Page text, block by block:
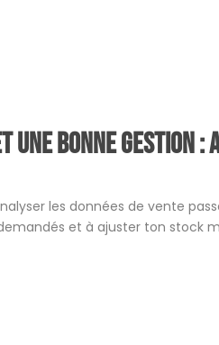
une bonne gestion :
les données de vente
et à ajuster ton stock